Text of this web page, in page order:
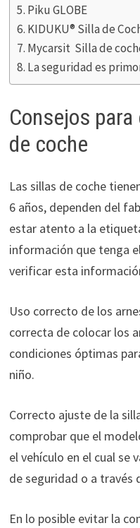
Piku GLOBE
KIDUKU® Silla de
Mycarsit Silla de
La seguridad es
Consejos
de coche
Las sillas de coche
6 años, dependen del
estar atento a la
información que tenga
verificar esta
Uso correcto de los
correcta de colocar los
condiciones óptimas
niño.
Correcto ajuste de la
comprobar que el
el vehículo en el cual se
de seguridad o a través
En lo posible evitar la